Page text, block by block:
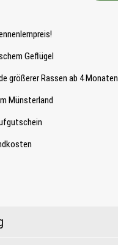
Geflügel
größerer Rassen ab 4 Monaten
Münsterland